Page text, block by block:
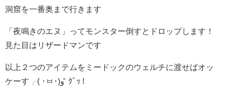
洞窟を一番奥まで行きます
「夜鳴きのエヌ」ってモンスター倒すとドロップします！
見た目はリザードマンです
以上２つのアイテムをミードックのウェルチに渡せばオッ
ケーす╭( ･ㅂ･)و ̑̑ ｸﾞｯ !